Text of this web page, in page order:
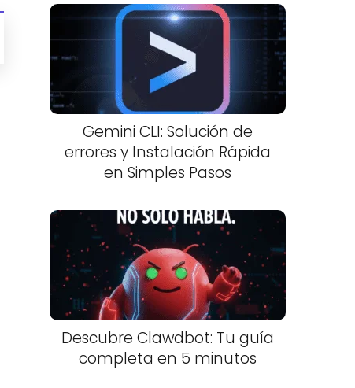
Gemini CLI: Solución de
errores y Instalación Rápida
en Simples Pasos
Descubre Clawdbot: Tu guía
completa en 5 minutos